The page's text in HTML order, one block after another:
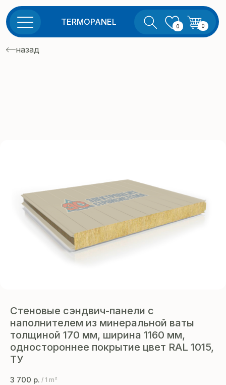
0
TERMOPANEL
назад
Стеновые сэндвич-панели с
наполнителем из минеральной ваты
толщиной 170 мм, ширина 1160 мм,
одностороннее покрытие цвет RAL 1015,
ТУ
3 700 р. / 1 m²